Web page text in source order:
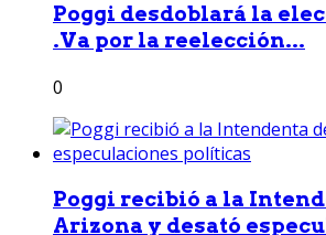
Poggi desdoblará la
.Va por la reelección...
0
Poggi recibió a la
Arizona y desató